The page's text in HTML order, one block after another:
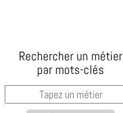
Rechercher un métier
par mots-clés